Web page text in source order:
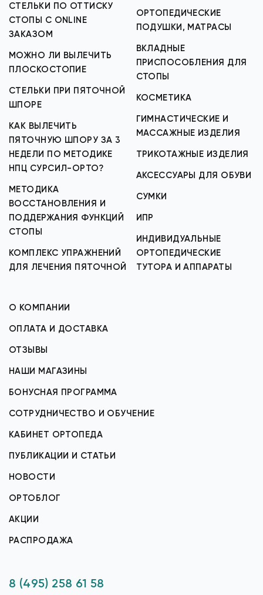
СТЕЛЬКИ ПО ОТТИСКУ
СТОПЫ С ONLINE
ЗАКАЗОМ
МОЖНО ЛИ ВЫЛЕЧИТЬ
ПЛОСКОСТОПИЕ
СТЕЛЬКИ ПРИ ПЯТОЧНОЙ
ШПОРЕ
КАК ВЫЛЕЧИТЬ
ПЯТОЧНУЮ ШПОРУ ЗА 3
НЕДЕЛИ ПО МЕТОДИКЕ
НПЦ СУРСИЛ-ОРТО?
МЕТОДИКА
ВОССТАНОВЛЕНИЯ И
ПОДДЕРЖАНИЯ ФУНКЦИЙ
СТОПЫ
КОМПЛЕКС УПРАЖНЕНИЙ
ДЛЯ ЛЕЧЕНИЯ ПЯТОЧНОЙ
ОРТОПЕДИЧЕСКИЕ
ПОДУШКИ, МАТРАСЫ
ВКЛАДНЫЕ
ПРИСПОСОБЛЕНИЯ ДЛЯ
СТОПЫ
КОСМЕТИКА
ГИМНАСТИЧЕСКИЕ И
МАССАЖНЫЕ ИЗДЕЛИЯ
ТРИКОТАЖНЫЕ ИЗДЕЛИЯ
АКСЕССУАРЫ ДЛЯ ОБУВИ
СУМКИ
ИПР
ИНДИВИДУАЛЬНЫЕ
ОРТОПЕДИЧЕСКИЕ
ТУТОРА И АППАРАТЫ
О КОМПАНИИ
ОПЛАТА И ДОСТАВКА
ОТЗЫВЫ
НАШИ МАГАЗИНЫ
БОНУСНАЯ ПРОГРАММА
СОТРУДНИЧЕСТВО И ОБУЧЕНИЕ
КАБИНЕТ ОРТОПЕДА
ПУБЛИКАЦИИ И СТАТЬИ
НОВОСТИ
ОРТОБЛОГ
АКЦИИ
РАСПРОДАЖА
8 (495) 258 61 58